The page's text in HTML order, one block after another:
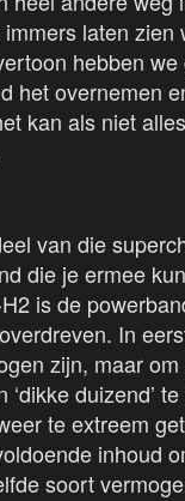
laten zien
hebben
het overnemen
kan als niet
van die
die je ermee
is de
In
zijn, maar
duizend’
te extreem
inhoud
soort